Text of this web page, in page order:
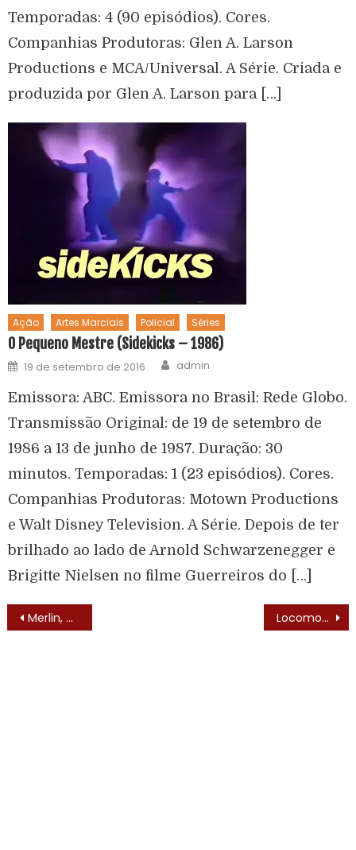
Temporadas: 4 (90 episódios). Cores.
Companhias Produtoras: Glen A. Larson
Productions e MCA/Universal. A Série. Criada e
produzida por Glen A. Larson para […]
Ação Artes Marciais Policial Séries
O Pequeno Mestre (Sidekicks – 1986)
19 de setembro de 2016 admin
Emissora: ABC. Emissora no Brasil: Rede Globo.
Transmissão Original: de 19 de setembro de
1986 a 13 de junho de 1987. Duração: 30
minutos. Temporadas: 1 (23 episódios). Cores.
Companhias Produtoras: Motown Productions
e Walt Disney Television. A Série. Depois de ter
brilhado ao lado de Arnold Schwarzenegger e
Brigitte Nielsen no filme Guerreiros do […]
Merlin, O Mago (Mr Merlin – 1981) – Lista de Episódios Locomotivos (Skatebirds – 1977) – Elenco